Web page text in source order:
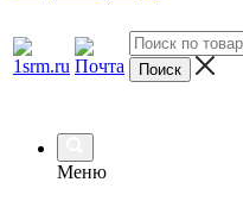
Меню